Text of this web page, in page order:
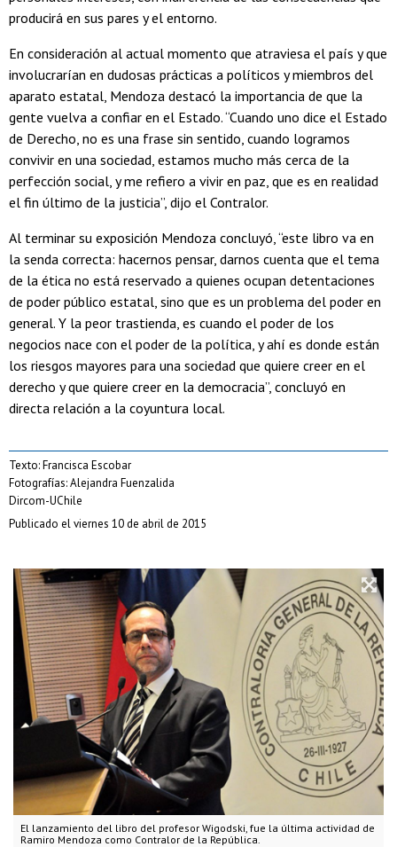
El lanzamiento del libro del profesor Wigodski, fue la última actividad de
Ramiro Mendoza como Contralor de la República.
producirá en sus pares y el entorno.
En consideración al actual momento que atraviesa el país y que
involucrarían en dudosas prácticas a políticos y miembros del
aparato estatal, Mendoza destacó la importancia de que la
gente vuelva a confiar en el Estado. “Cuando uno dice el Estado
de Derecho, no es una frase sin sentido, cuando logramos
convivir en una sociedad, estamos mucho más cerca de la
perfección social, y me refiero a vivir en paz, que es en realidad
el fin último de la justicia”, dijo el Contralor.
Al terminar su exposición Mendoza concluyó, “este libro va en
la senda correcta: hacernos pensar, darnos cuenta que el tema
de la ética no está reservado a quienes ocupan detentaciones
de poder público estatal, sino que es un problema del poder en
general. Y la peor trastienda, es cuando el poder de los
negocios nace con el poder de la política, y ahí es donde están
los riesgos mayores para una sociedad que quiere creer en el
derecho y que quiere creer en la democracia”, concluyó en
directa relación a la coyuntura local.
Texto: Francisca Escobar
Fotografías: Alejandra Fuenzalida
Dircom-UChile
Publicado el viernes 10 de abril de 2015